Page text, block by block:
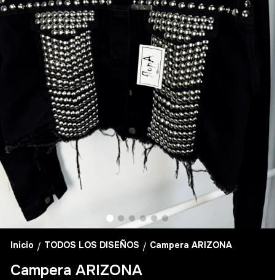
Inicio / TODOS LOS DISEÑOS / Campera ARIZONA
Campera ARIZONA